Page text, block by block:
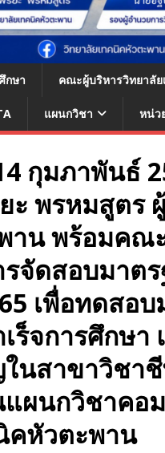
กษา คณะผู้บริหารวิทยาลั
แผนกวิชา หน่ว
กุมภาพันธ์
ะ พรหมสูตร
าน พร้อมคณ
รจัดสอบมาต
เพื่อทดสอ
ร็จการศึกษ
นสาขาวิชา
ผนกวิชาคอ
คหัวตะพาน